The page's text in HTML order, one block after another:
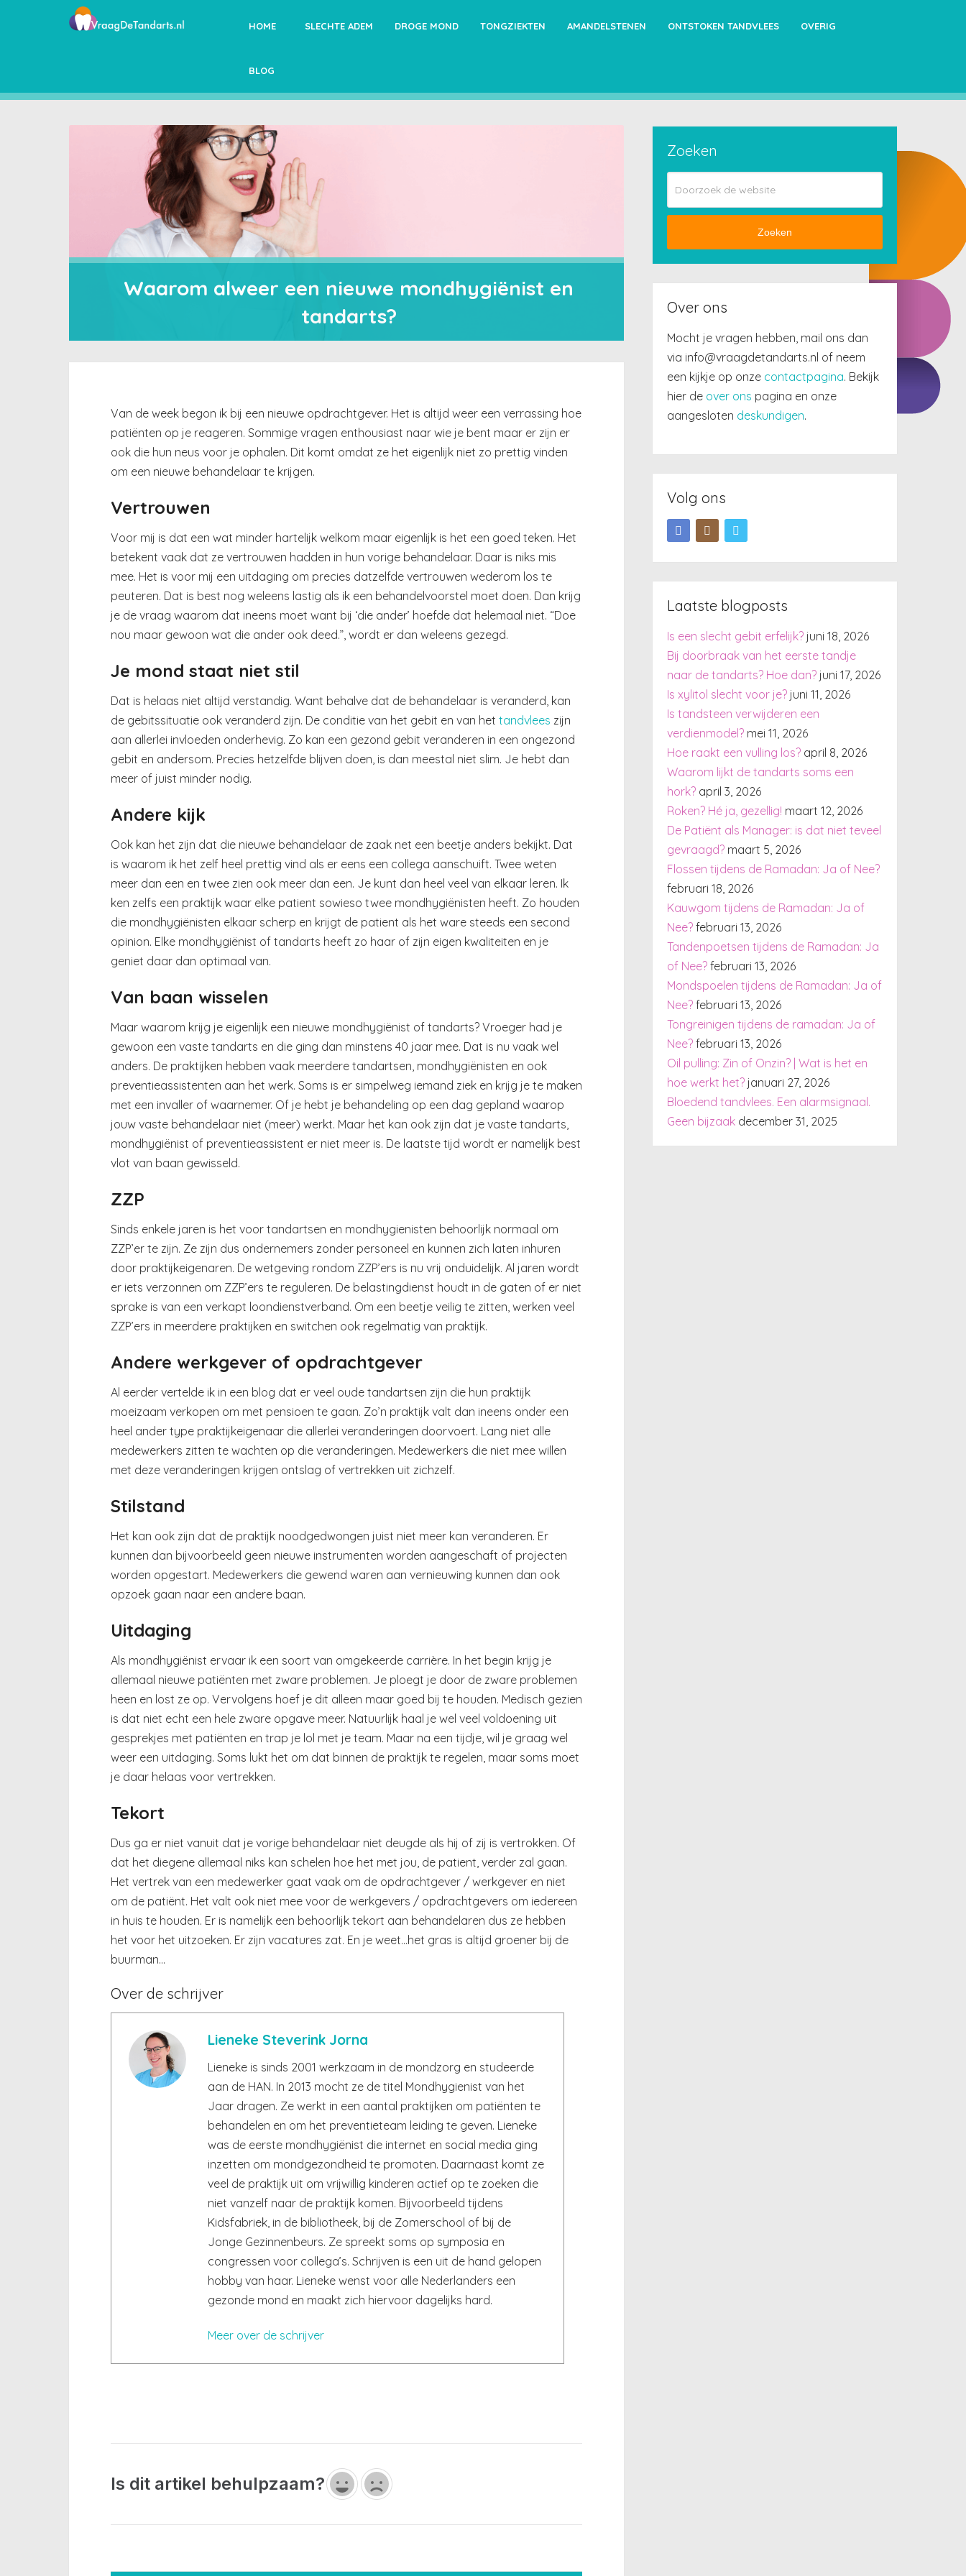
HOME SLECHTE ADEM DROGE MOND TONGZIEKTEN AMANDELSTENEN ONTSTOKEN TANDVLEES OVERIG
BLOG
Waarom alweer een nieuwe mondhygiënist en
tandarts?
Van de week begon ik bij een nieuwe opdrachtgever. Het is altijd weer een verrassing hoe
patiënten op je reageren. Sommige vragen enthousiast naar wie je bent maar er zijn er
ook die hun neus voor je ophalen. Dit komt omdat ze het eigenlijk niet zo prettig vinden
om een nieuwe behandelaar te krijgen.
Vertrouwen
Voor mij is dat een wat minder hartelijk welkom maar eigenlijk is het een goed teken. Het
betekent vaak dat ze vertrouwen hadden in hun vorige behandelaar. Daar is niks mis
mee. Het is voor mij een uitdaging om precies datzelfde vertrouwen wederom los te
peuteren. Dat is best nog weleens lastig als ik een behandelvoorstel moet doen. Dan krijg
je de vraag waarom dat ineens moet want bij ‘die ander’ hoefde dat helemaal niet. “Doe
nou maar gewoon wat die ander ook deed.”, wordt er dan weleens gezegd.
Je mond staat niet stil
Dat is helaas niet altijd verstandig. Want behalve dat de behandelaar is veranderd, kan
de gebitssituatie ook veranderd zijn. De conditie van het gebit en van het tandvlees zijn
aan allerlei invloeden onderhevig. Zo kan een gezond gebit veranderen in een ongezond
gebit en andersom. Precies hetzelfde blijven doen, is dan meestal niet slim. Je hebt dan
meer of juist minder nodig.
Andere kijk
Ook kan het zijn dat die nieuwe behandelaar de zaak net een beetje anders bekijkt. Dat
is waarom ik het zelf heel prettig vind als er eens een collega aanschuift. Twee weten
meer dan een en twee zien ook meer dan een. Je kunt dan heel veel van elkaar leren. Ik
ken zelfs een praktijk waar elke patient sowieso twee mondhygiënisten heeft. Zo houden
die mondhygiënisten elkaar scherp en krijgt de patient als het ware steeds een second
opinion. Elke mondhygiënist of tandarts heeft zo haar of zijn eigen kwaliteiten en je
geniet daar dan optimaal van.
Van baan wisselen
Maar waarom krijg je eigenlijk een nieuwe mondhygiënist of tandarts? Vroeger had je
gewoon een vaste tandarts en die ging dan minstens 40 jaar mee. Dat is nu vaak wel
anders. De praktijken hebben vaak meerdere tandartsen, mondhygiënisten en ook
preventieassistenten aan het werk. Soms is er simpelweg iemand ziek en krijg je te maken
met een invaller of waarnemer. Of je hebt je behandeling op een dag gepland waarop
jouw vaste behandelaar niet (meer) werkt. Maar het kan ook zijn dat je vaste tandarts,
mondhygiënist of preventieassistent er niet meer is. De laatste tijd wordt er namelijk best
vlot van baan gewisseld.
ZZP
Sinds enkele jaren is het voor tandartsen en mondhygienisten behoorlijk normaal om
ZZP’er te zijn. Ze zijn dus ondernemers zonder personeel en kunnen zich laten inhuren
door praktijkeigenaren. De wetgeving rondom ZZP’ers is nu vrij onduidelijk. Al jaren wordt
er iets verzonnen om ZZP’ers te reguleren. De belastingdienst houdt in de gaten of er niet
sprake is van een verkapt loondienstverband. Om een beetje veilig te zitten, werken veel
ZZP’ers in meerdere praktijken en switchen ook regelmatig van praktijk.
Andere werkgever of opdrachtgever
Al eerder vertelde ik in een blog dat er veel oude tandartsen zijn die hun praktijk
moeizaam verkopen om met pensioen te gaan. Zo’n praktijk valt dan ineens onder een
heel ander type praktijkeigenaar die allerlei veranderingen doorvoert. Lang niet alle
medewerkers zitten te wachten op die veranderingen. Medewerkers die niet mee willen
met deze veranderingen krijgen ontslag of vertrekken uit zichzelf.
Stilstand
Het kan ook zijn dat de praktijk noodgedwongen juist niet meer kan veranderen. Er
kunnen dan bijvoorbeeld geen nieuwe instrumenten worden aangeschaft of projecten
worden opgestart. Medewerkers die gewend waren aan vernieuwing kunnen dan ook
opzoek gaan naar een andere baan.
Uitdaging
Als mondhygiënist ervaar ik een soort van omgekeerde carrière. In het begin krijg je
allemaal nieuwe patiënten met zware problemen. Je ploegt je door de zware problemen
heen en lost ze op. Vervolgens hoef je dit alleen maar goed bij te houden. Medisch gezien
is dat niet echt een hele zware opgave meer. Natuurlijk haal je wel veel voldoening uit
gesprekjes met patiënten en trap je lol met je team. Maar na een tijdje, wil je graag wel
weer een uitdaging. Soms lukt het om dat binnen de praktijk te regelen, maar soms moet
je daar helaas voor vertrekken.
Tekort
Dus ga er niet vanuit dat je vorige behandelaar niet deugde als hij of zij is vertrokken. Of
dat het diegene allemaal niks kan schelen hoe het met jou, de patient, verder zal gaan.
Het vertrek van een medewerker gaat vaak om de opdrachtgever / werkgever en niet
om de patiënt. Het valt ook niet mee voor de werkgevers / opdrachtgevers om iedereen
in huis te houden. Er is namelijk een behoorlijk tekort aan behandelaren dus ze hebben
het voor het uitzoeken. Er zijn vacatures zat. En je weet…het gras is altijd groener bij de
buurman…
Over de schrijver
Lieneke Steverink Jorna
Lieneke is sinds 2001 werkzaam in de mondzorg en studeerde
aan de HAN. In 2013 mocht ze de titel Mondhygienist van het
Jaar dragen. Ze werkt in een aantal praktijken om patiënten te
behandelen en om het preventieteam leiding te geven. Lieneke
was de eerste mondhygiënist die internet en social media ging
inzetten om mondgezondheid te promoten. Daarnaast komt ze
veel de praktijk uit om vrijwillig kinderen actief op te zoeken die
niet vanzelf naar de praktijk komen. Bijvoorbeeld tijdens
Kidsfabriek, in de bibliotheek, bij de Zomerschool of bij de
Jonge Gezinnenbeurs. Ze spreekt soms op symposia en
congressen voor collega’s. Schrijven is een uit de hand gelopen
hobby van haar. Lieneke wenst voor alle Nederlanders een
gezonde mond en maakt zich hiervoor dagelijks hard.
Meer over de schrijver
Is dit artikel behulpzaam?
Zoeken
Zoeken
Over ons
Mocht je vragen hebben, mail ons dan
via info@vraagdetandarts.nl of neem
een kijkje op onze contactpagina. Bekijk
hier de over ons pagina en onze
aangesloten deskundigen.
Volg ons
Laatste blogposts
Is een slecht gebit erfelijk? juni 18, 2026
Bij doorbraak van het eerste tandje
naar de tandarts? Hoe dan? juni 17, 2026
Is xylitol slecht voor je? juni 11, 2026
Is tandsteen verwijderen een
verdienmodel? mei 11, 2026
Hoe raakt een vulling los? april 8, 2026
Waarom lijkt de tandarts soms een
hork? april 3, 2026
Roken? Hé ja, gezellig! maart 12, 2026
De Patiënt als Manager: is dat niet teveel
gevraagd? maart 5, 2026
Flossen tijdens de Ramadan: Ja of Nee?
februari 18, 2026
Kauwgom tijdens de Ramadan: Ja of
Nee? februari 13, 2026
Tandenpoetsen tijdens de Ramadan: Ja
of Nee? februari 13, 2026
Mondspoelen tijdens de Ramadan: Ja of
Nee? februari 13, 2026
Tongreinigen tijdens de ramadan: Ja of
Nee? februari 13, 2026
Oil pulling: Zin of Onzin? | Wat is het en
hoe werkt het? januari 27, 2026
Bloedend tandvlees. Een alarmsignaal.
Geen bijzaak december 31, 2025